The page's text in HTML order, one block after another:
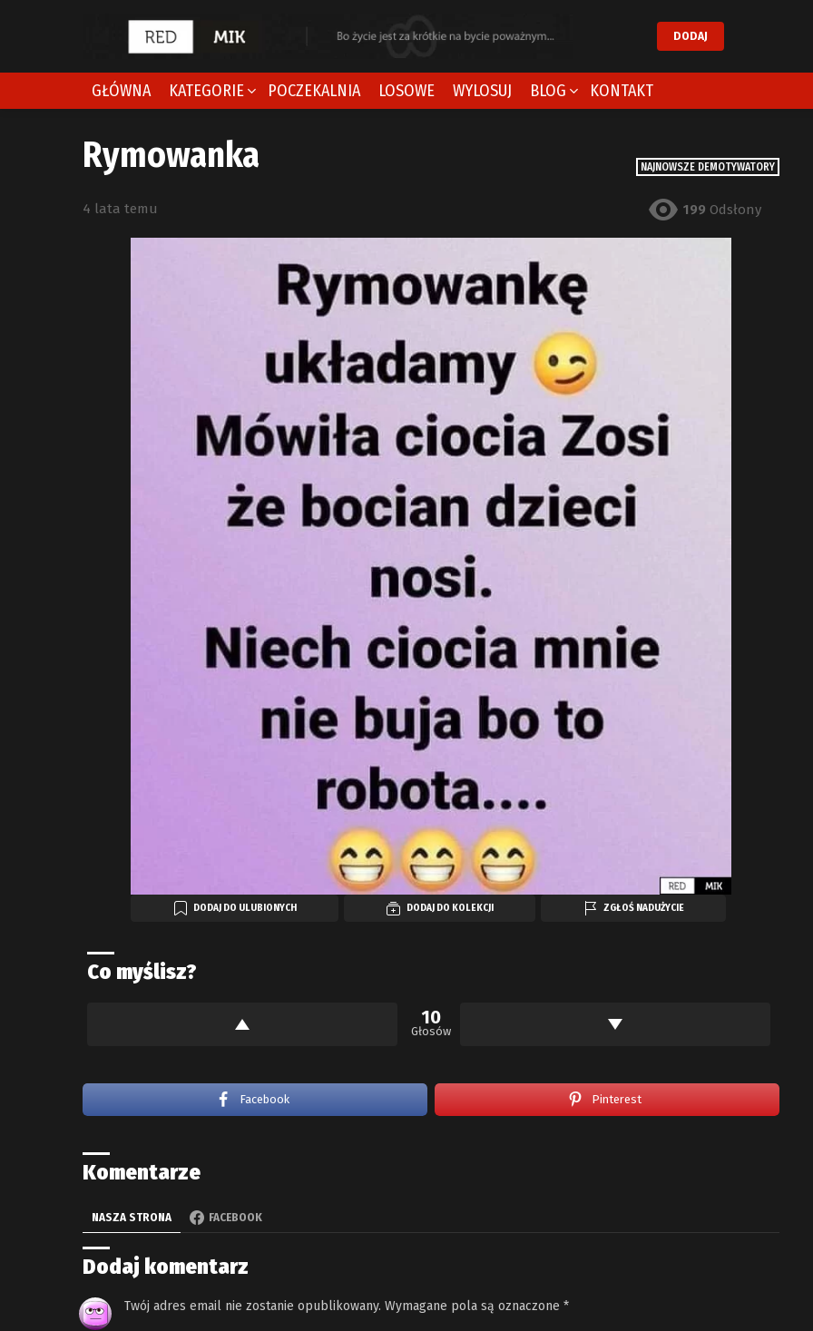
DODAJ
GŁÓWNA KATEGORIE POCZEKALNIA LOSOWE WYLOSUJ BLOG KONTAKT
NAJNOWSZE DEMOTYWATORY
Rymowanka
4 lata temu 199 Odsłony
DODAJ DO ULUBIONYCH DODAJ DO KOLEKCJI ZGŁOŚ NADUŻYCIE
Co myślisz?
10
Głosów
Facebook Pinterest
Komentarze
NASZA STRONA FACEBOOK
Dodaj komentarz
Twój adres email nie zostanie opublikowany. Wymagane pola są oznaczone *